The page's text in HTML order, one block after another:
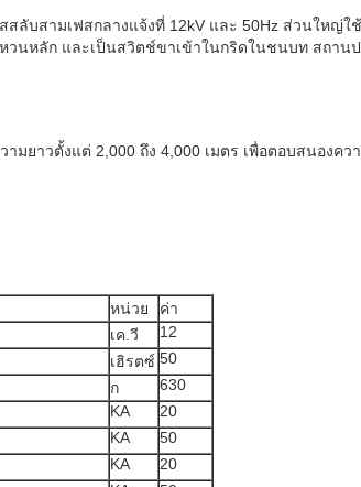
ลับสามเฟสกลางแจ้งที่ 12kV และ 50Hz ส่วนใหญ่
นหลัก และเป็นสวิตช์ขาเข้าในกริดในชนบท สถาน
ยาวตั้งแต่ 2,000 ถึง 4,000 เมตร เพื่อตอบสนองคว
หน่วย
ค่า
เค.วี
12
เฮิรตซ์ 50
ก
630
KA
20
KA
50
KA
20